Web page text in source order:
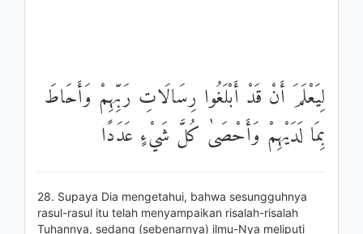
لِيَعْلَمَ أَنْ قَدْ أَبْلَغُوا رِسَالَاتِ رَبِّهِمْ وَأَحَاطَ
بِمَا لَدَيْهِمْ وَأَحْصَىٰ كُلَّ شَيْءٍ عَدَدًا
28. Supaya Dia mengetahui, bahwa sesungguhnya
rasul-rasul itu telah menyampaikan risalah-risalah
Tuhannya, sedang (sebenarnya) ilmu-Nya meliputi